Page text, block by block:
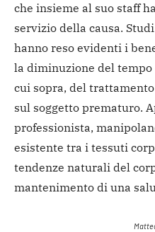
che insieme al suo staff
servizio della causa.
hanno reso evidenti i
la diminuzione del
cui sopra, del
sul soggetto prematuro.
professionista,
esistente tra i tessuti
tendenze naturali del
mantenimento di una